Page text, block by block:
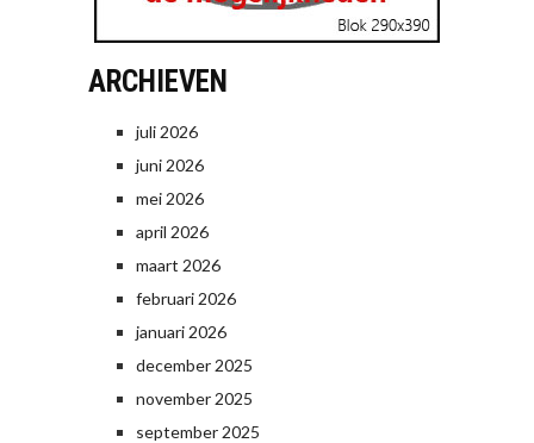
ARCHIEVEN
juli 2026
juni 2026
mei 2026
april 2026
maart 2026
februari 2026
januari 2026
december 2025
november 2025
september 2025